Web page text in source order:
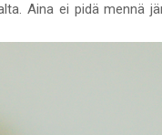
Aina ei pidä mennä